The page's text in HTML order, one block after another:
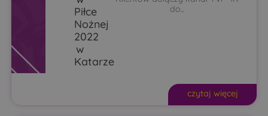
Piłce
Nożnej
2022
w
Katarze
do...
czytaj więcej